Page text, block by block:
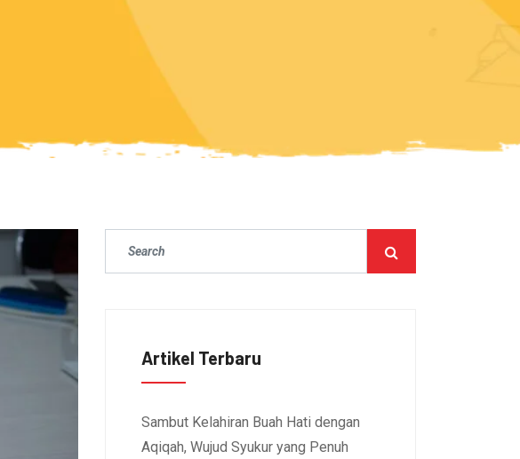
Artikel Terbaru
Sambut Kelahiran Buah Hati dengan
Aqiqah, Wujud Syukur yang Penuh